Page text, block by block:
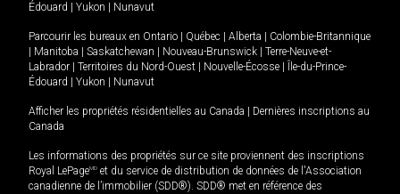
Édouard
Yukon Nunavut
Parcourir les bureaux en Ontario Québec Alberta
Colombie-Britannique
Manitoba Saskatchewan Nouveau-Brunswick
Terre-Neuve-et-
Labrador
Territoires du Nord-Ouest Nouvelle-Écosse
Île-du-Prince-
Édouard
Yukon Nunavut
Afficher les propriétés résidentielles au Canada
Dernières inscriptions au
Canada
Les informations des propriétés sur ce site proviennent des inscriptions
Royal LePageMD et du service de distribution de données de l'Association
canadienne de l’immobilier (SDD®). SDD® met en référence des